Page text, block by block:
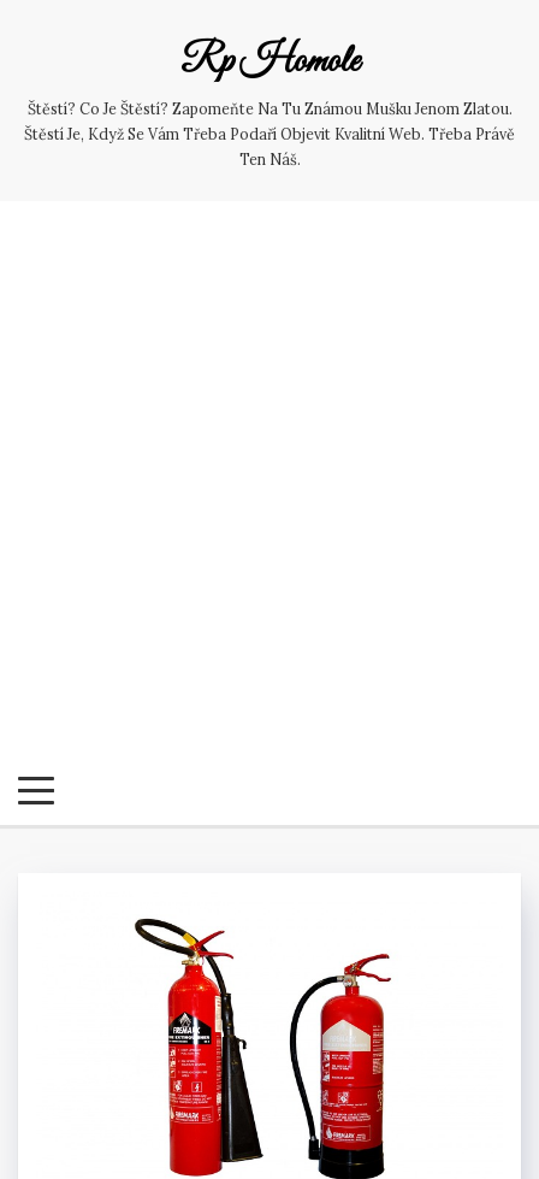
Rp Homole
Štěstí? Co Je Štěstí? Zapomeňte Na Tu Známou Mušku Jenom Zlatou.
Štěstí Je, Když Se Vám Třeba Podaří Objevit Kvalitní Web. Třeba Právě
Ten Náš.